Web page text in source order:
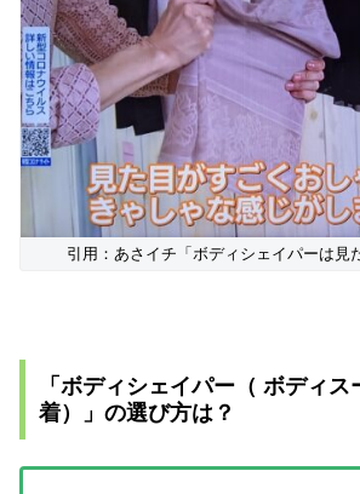
引用：あさイチ「ボディシェイパーは見
「ボディシェイパー（ ボディ
着）」の選び方は？